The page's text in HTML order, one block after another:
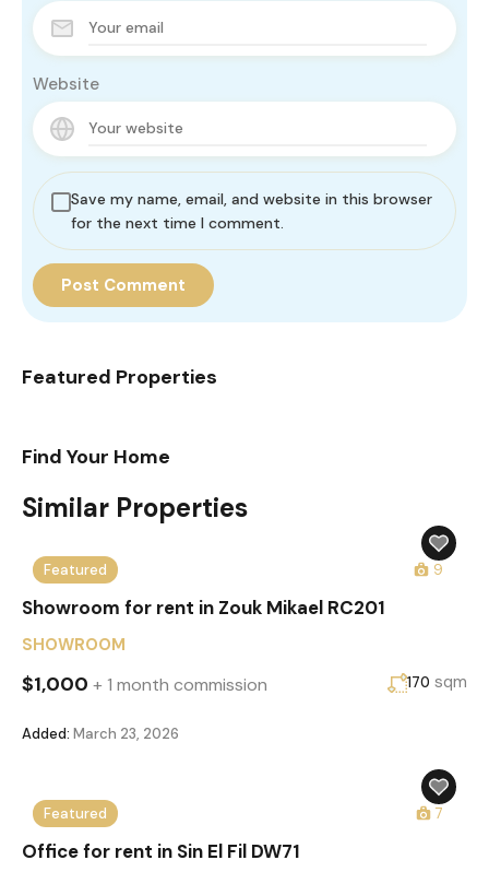
Website
Save my name, email, and website in this browser
for the next time I comment.
Featured Properties
Find Your Home
Similar Properties
Featured 9
Showroom for rent in Zouk Mikael RC201
SHOWROOM
$1,000 + 1 month commission 170 sqm
Added: March 23, 2026
Featured 7
Office for rent in Sin El Fil DW71